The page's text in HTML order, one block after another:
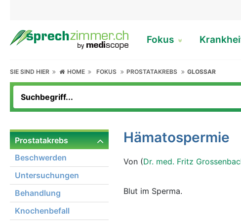
Fokus
SIE SIND HIER HOME FOKUS PROSTATAKREBS GLOSSAR
Prostatakrebs
Beschwerden
Untersuchungen
Behandlung
Knochenbefall
Hämatospermie
Von (Dr. med. Fritz
Blut im Sperma.